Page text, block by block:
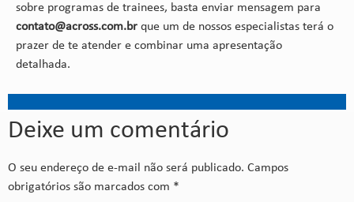
sobre programas de trainees, basta enviar mensagem para
contato@across.com.br que um de nossos especialistas terá o
prazer de te atender e combinar uma apresentação
detalhada.
Deixe um comentário
O seu endereço de e-mail não será publicado. Campos
obrigatórios são marcados com *